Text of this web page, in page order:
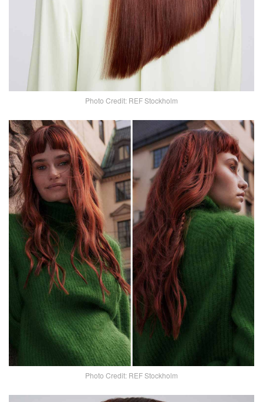
Photo Credit: REF Stockholm
Photo Credit: REF Stockholm